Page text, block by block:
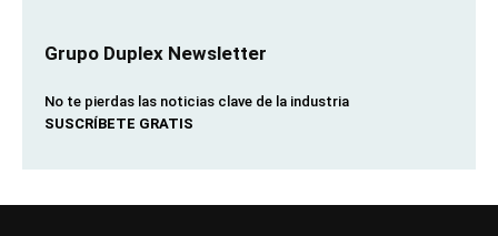
Grupo Duplex Newsletter
No te pierdas las noticias clave de la industria
SUSCRÍBETE GRATIS